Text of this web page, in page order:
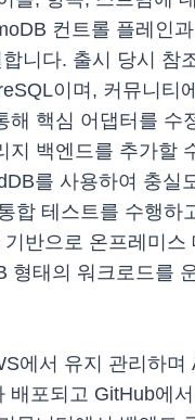
컨트롤 플레인
니다. 출시 당시 참
이며, 커뮤니티
해 핵심 어댑터를 수
지 백엔드를 추가할
를 사용하여 충실
합 테스트를 수행하
반으로 온프레미스
형태의 워크로드를
에서 유지 관리하며
배포되고 GitHub에